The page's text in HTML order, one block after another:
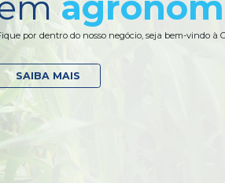
portfólio
por quem pesquisa